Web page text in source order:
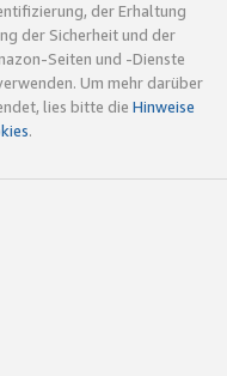
der Erhaltung
der Sicherheit und der
Seiten und -Dienste
Um mehr darüber
lies bitte die Hinweise
.